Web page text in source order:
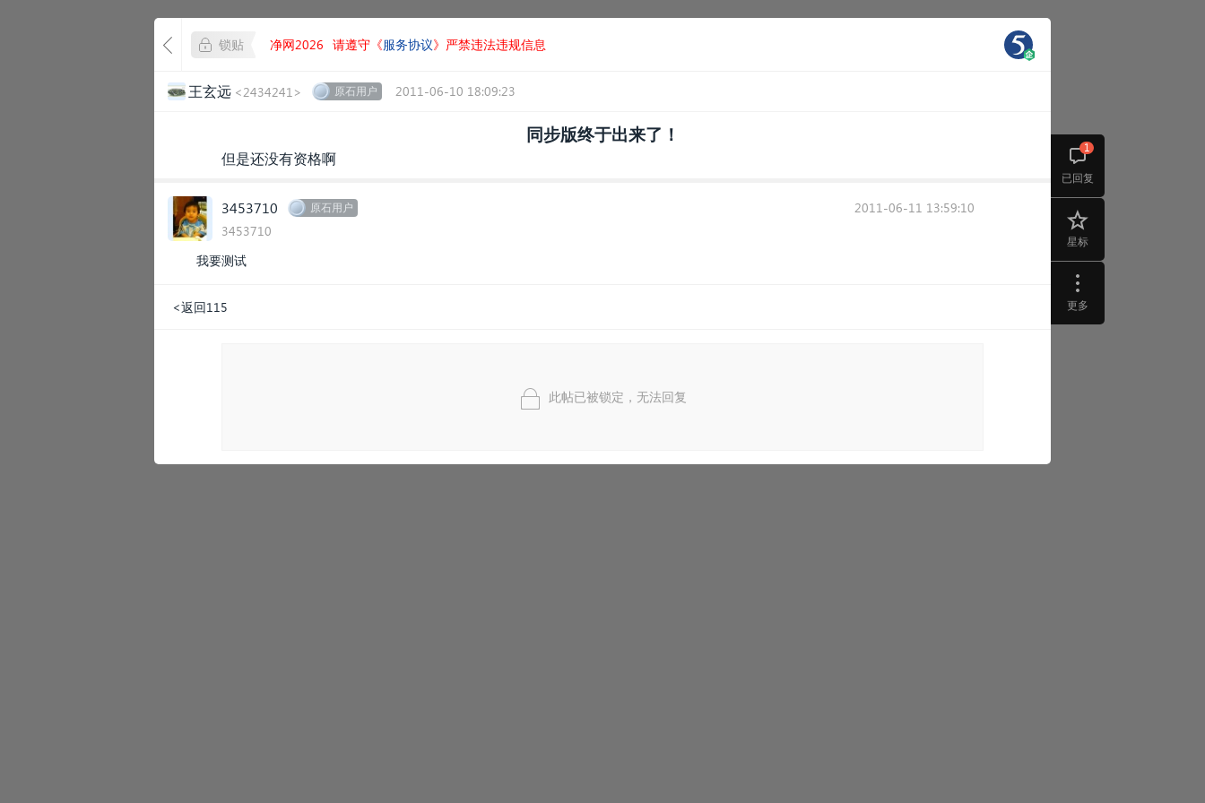
已回复
1
星标
更多
锁贴 净网2026 请遵守《服务协议》严禁违法违规信息
王玄远 <2434241> 原石用户 2011-06-10 18:09:23
同步版终于出来了！
但是还没有资格啊
3453710 原石用户
3453710
2011-06-11 13:59:10
我要测试
<返回115
此帖已被锁定，无法回复